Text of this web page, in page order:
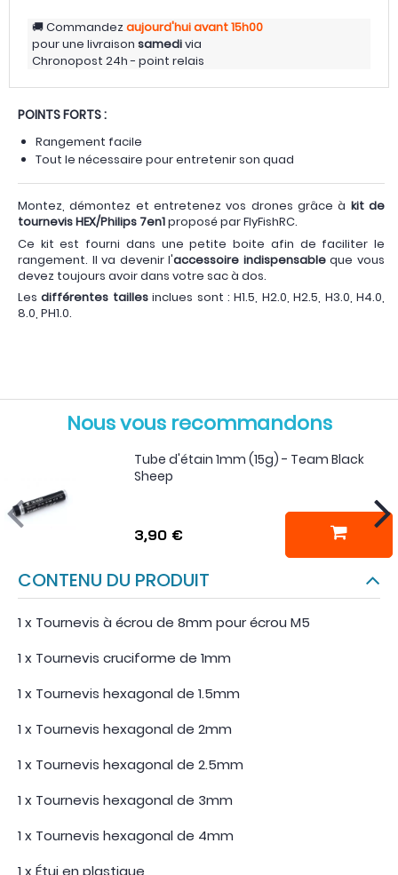
Commandezaujourd'huiavant 15h00
pour une livraison samedivia
Chronopost 24h - point relais
POINTS FORTS :
Rangement facile
Tout le nécessaire pour entretenir son quad
Montez, démontez et entretenez vos drones grâce à kit de
tournevis HEX/Philips 7en1proposé par FlyFishRC.
Ce kit est fourni dans une petite boite afin de faciliter le
rangement. Il va devenir l'accessoire indispensableque vous
devez toujours avoir dans votre sac à dos.
Lesdifférentes taillesinclues sont : H1.5, H2.0, H2.5, H3.0, H4.0,
8.0, PH1.0.
Nous vous recommandons
Tube d'étain 1mm (15g) - Team Black
Sheep
3,90 €
CONTENU DU PRODUIT
1 x Tournevis à écrou de 8mm pour écrou M5
1 x Tournevis cruciforme de 1mm
1 x Tournevis hexagonal de 1.5mm
1 x Tournevis hexagonal de 2mm
1 x Tournevis hexagonal de 2.5mm
1 x Tournevis hexagonal de 3mm
1 x Tournevis hexagonal de 4mm
1 x Étui en plastique